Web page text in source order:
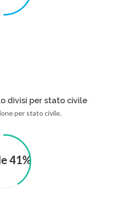
divisi per stato civile
per stato civile.
41%